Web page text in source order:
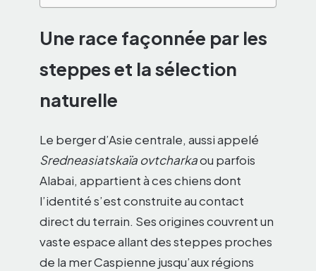
Une race façonnée par les
steppes et la sélection
naturelle
Le berger d’Asie centrale, aussi appelé
Sredneasiatskaïa ovtcharkaou parfois
Alabai, appartient à ces chiens dont
l’identité s’est construite au contact
direct du terrain. Ses origines couvrent un
vaste espace allant des steppes proches
de la mer Caspienne jusqu’aux régions